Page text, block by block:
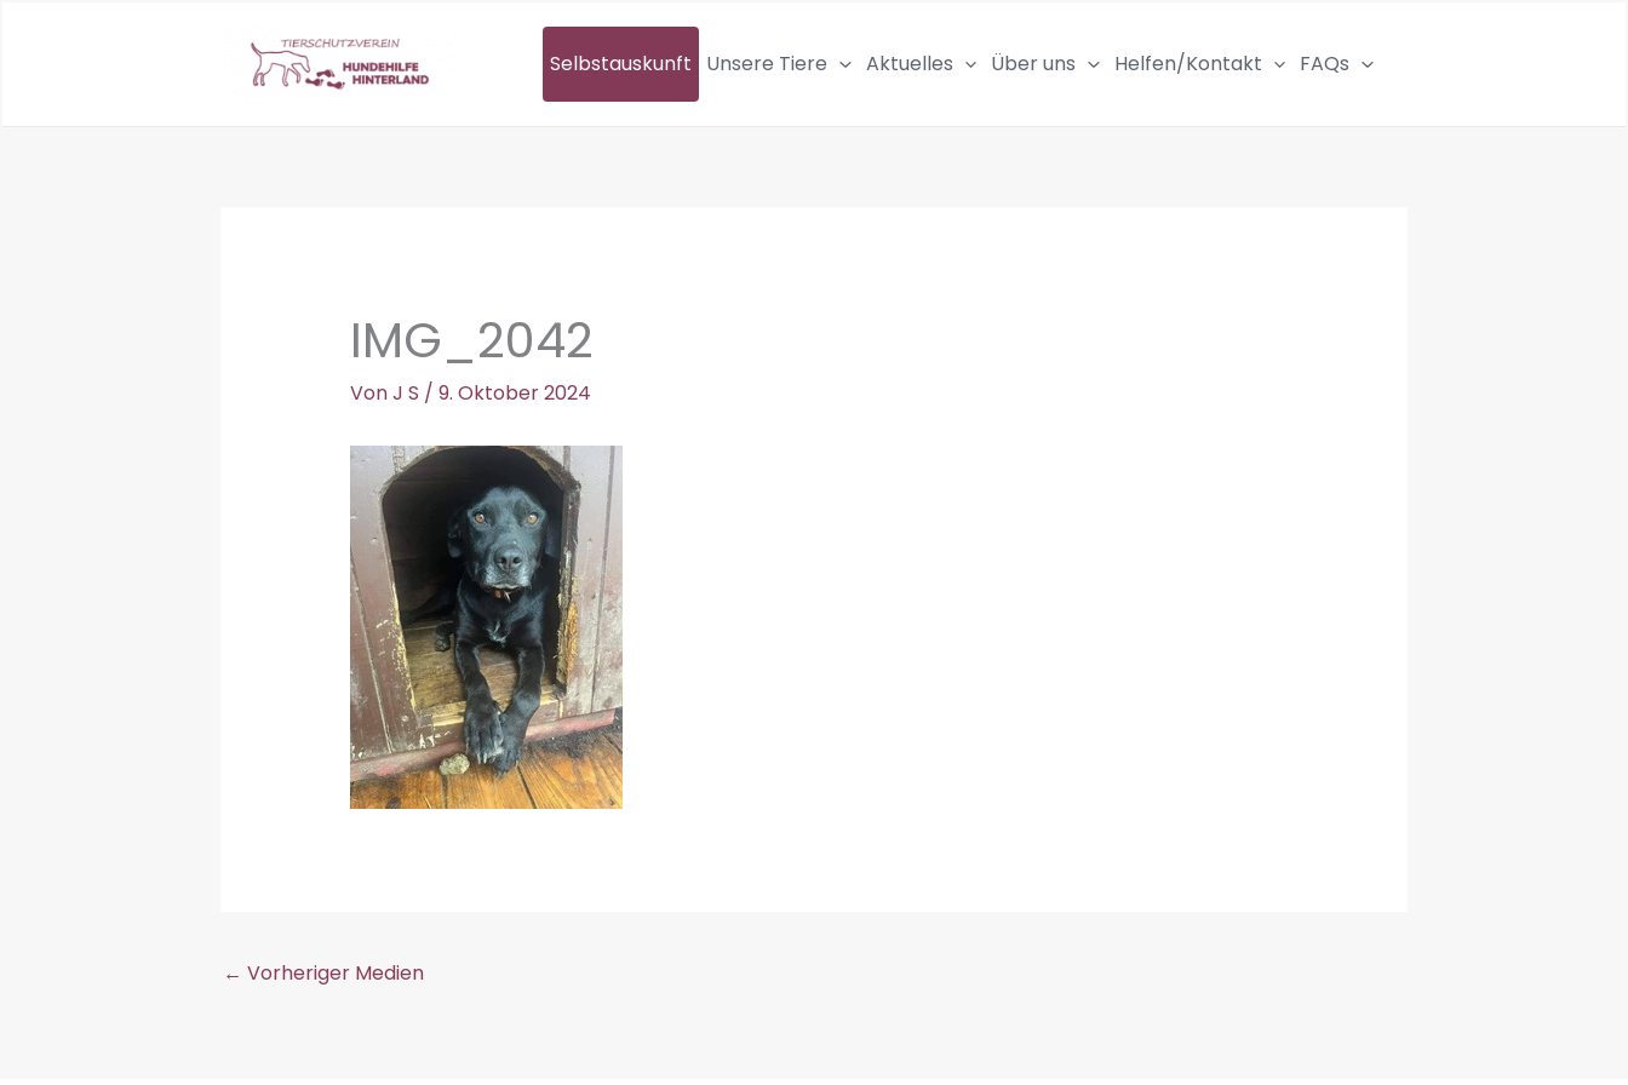
Selbstauskunft Unsere Tiere Aktuelles Über uns Helfen/Kontakt FAQs
IMG_2042
VonJ S / 9. Oktober 2024
← Vorheriger Medien